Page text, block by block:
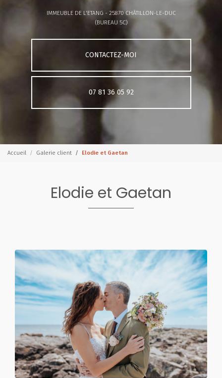
IMMEUBLE DE L'ETANG - 25870 CHÂTILLON-LE-DUC
(BUREAU 5C)
CONTACTEZ-MOI
07 81 36 05 92
Accueil Galerie client Elodie et Gaetan
Elodie et Gaetan